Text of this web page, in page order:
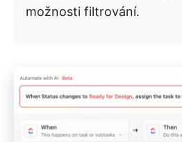
možnosti filtrování.